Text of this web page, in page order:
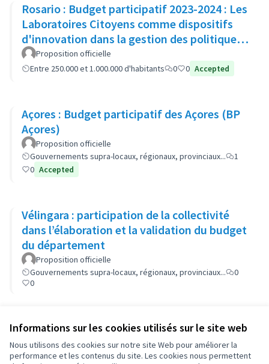
Informations sur les cookies utilisés sur le site web
Nous utilisons des cookies sur notre site Web pour améliorer la
performance et les contenus du site. Les cookies nous permettent
Rosario : Budget participatif 2023-2024 : Les
Laboratoires Citoyens comme dispositifs
d'innovation dans la gestion des politiques
publiques
Proposition officielle
Entre 250.000 et 1.000.000 d'habitants
0 0 Accepted
Açores : Budget participatif des Açores (BP
Açores)
Proposition officielle
Gouvernements supra-locaux, régionaux, provinciaux...
1
0 Accepted
Vélingara : participation de la collectivité
dans l’élaboration et la validation du budget
du département
Proposition officielle
Gouvernements supra-locaux, régionaux, provinciaux...
0
0
Conditions d'utilisation
Paramètres des cookies
OIDP sur XOIDP sur Facebook
OIDP sur YouTube